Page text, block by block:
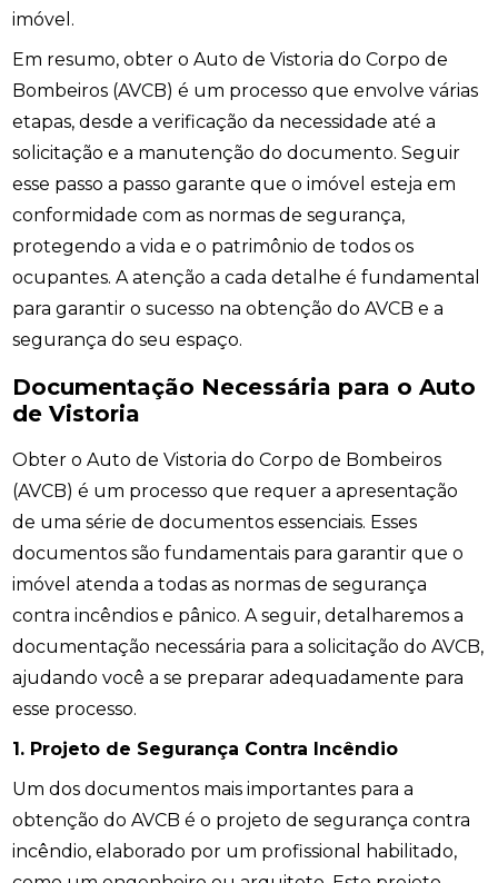
imóvel.
Em resumo, obter o Auto de Vistoria do Corpo de
Bombeiros (AVCB) é um processo que envolve várias
etapas, desde a verificação da necessidade até a
solicitação e a manutenção do documento. Seguir
esse passo a passo garante que o imóvel esteja em
conformidade com as normas de segurança,
protegendo a vida e o patrimônio de todos os
ocupantes. A atenção a cada detalhe é fundamental
para garantir o sucesso na obtenção do AVCB e a
segurança do seu espaço.
Documentação Necessária para o Auto
de Vistoria
Obter o Auto de Vistoria do Corpo de Bombeiros
(AVCB) é um processo que requer a apresentação
de uma série de documentos essenciais. Esses
documentos são fundamentais para garantir que o
imóvel atenda a todas as normas de segurança
contra incêndios e pânico. A seguir, detalharemos a
documentação necessária para a solicitação do AVCB,
ajudando você a se preparar adequadamente para
esse processo.
1. Projeto de Segurança Contra Incêndio
Um dos documentos mais importantes para a
obtenção do AVCB é o projeto de segurança contra
incêndio, elaborado por um profissional habilitado,